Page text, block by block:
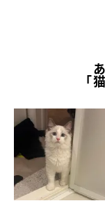
「最後に足がふ
「可愛い♡♡♡
「ずっ〜〜と見
「やっさしいケ
などと、反響のコメ
「